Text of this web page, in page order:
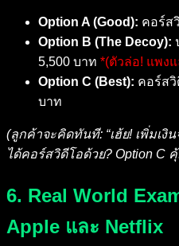
Option A (Good): คอร์ส
Option B (The Decoy):
5,500 บาท *(ตัวล่อ! แพง
Option C (Best): คอร์สวิ
บาท
(ลูกค้าจะคิดทันที: “เฮ้ย! เพิ่มเงิ
ได้คอร์สวิดีโอด้วย? Option C คุ้
6. Real World
Apple และ Netflix